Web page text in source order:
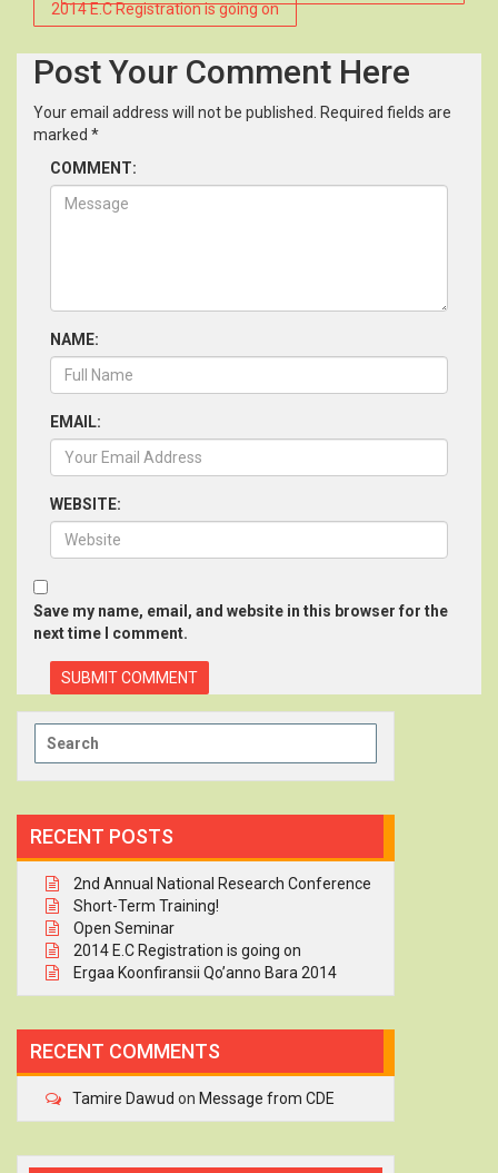
navigation
2014 E.C Registration is going on
Post Your Comment Here
Your email address will not be published.
Required fields are
marked *
COMMENT:
NAME:
EMAIL:
WEBSITE:
Save my name, email, and website in this browser for the
next time I comment.
Search
RECENT POSTS
2nd Annual National Research Conference
Short-Term Training!
Open Seminar
2014 E.C Registration is going on
Ergaa Koonfiransii Qo’anno Bara 2014
RECENT COMMENTS
Tamire Dawud on Message from CDE